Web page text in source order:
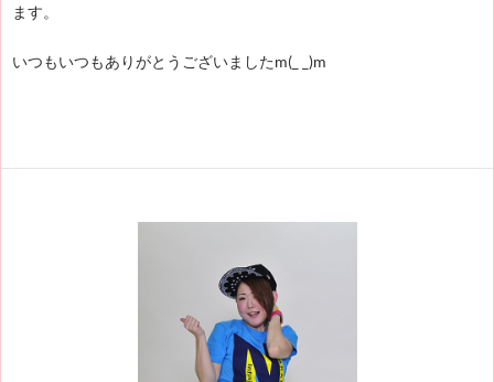
ます。
いつもいつもありがとうございましたm(_ _)m